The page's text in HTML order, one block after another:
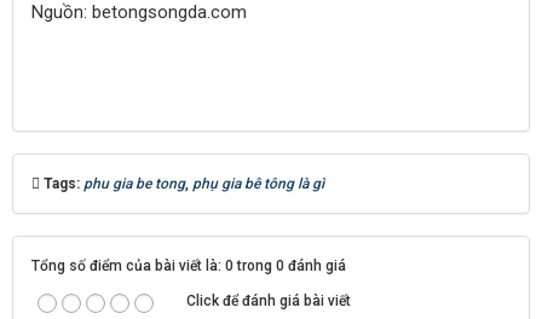
Nguồn: betongsongda.com
Tags: phu gia be tong, phụ gia bê tông là gì
Tổng số điểm của bài viết là: 0 trong 0 đánh giá
Click để đánh giá bài viết